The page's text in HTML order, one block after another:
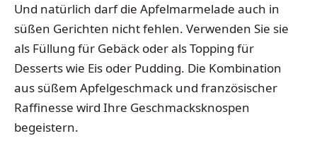
Und natürlich darf die Apfelmarmelade auch in
süßen Gerichten nicht fehlen. Verwenden Sie sie
als Füllung für Gebäck oder als Topping für
Desserts wie Eis oder Pudding. Die Kombination
aus süßem Apfelgeschmack und französischer
Raffinesse wird Ihre Geschmacksknospen
begeistern.